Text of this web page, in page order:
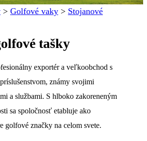
> Golfové vaky > Stojanové
tašky
exportér a veľkoobchod s
známy svojimi
a službami. S hlboko zakoreneným
sa spoločnosť etabluje ako
golfové značky na celom svete.